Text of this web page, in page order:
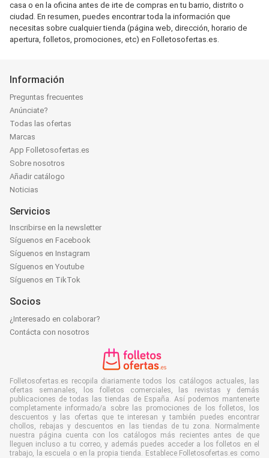
casa o en la oficina antes de irte de compras en tu barrio, distrito o
ciudad. En resumen, puedes encontrar toda la información que
necesitas sobre cualquier tienda (página web, dirección, horario de
apertura, folletos, promociones, etc) en Folletosofertas.es.
Información
Preguntas frecuentes
Anúnciate?
Todas las ofertas
Marcas
App Folletosofertas.es
Sobre nosotros
Añadir catálogo
Noticias
Servicios
Inscribirse en la newsletter
Síguenos en Facebook
Síguenos en Instagram
Síguenos en Youtube
Síguenos en TikTok
Socios
¿Interesado en colaborar?
Contácta con nosotros
Folletosofertas.es recopila diariamente todos los catálogos actuales, las
ofertas semanales, los folletos comerciales, las revistas y demás
publicaciones de todas las tiendas de España. Así podemos mantenerte
completamente informado/a sobre las promociones de los folletos, los
descuentos y las ofertas que te interesan y también puedes encontrar
chollos, rebajas y descuentos en las tiendas de tu zona. Normalmente
nuestra página cuenta con los catálogos más recientes antes de que
lleguen incluso a tu correo, y además puedes acceder a los folletos en el
trabajo, la escuela o en la propia tienda. Establece Folletosofertas.es como